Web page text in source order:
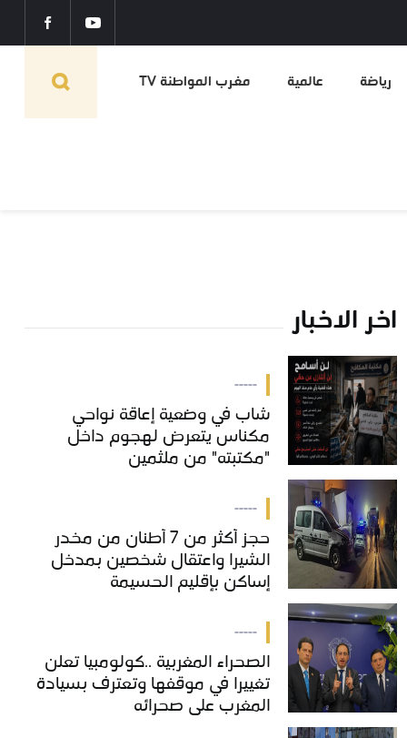
رياضة عالمية مغرب المواطنة TV
اخر الاخبار
-----
شاب في وضعية إعاقة نواحي
مكناس يتعرض لهجوم داخل
"مكتبته" من ملثمين
شاب في وضعية إعاقة نواحي
مكناس يتعرض لهجوم داخل
"مكتبته" من ملثمين
-----
حجز أكثر من 7 أطنان من مخدر
الشيرا واعتقال شخصين بمدخل
إساكن بإقليم الحسيمة
حجز أكثر من 7 أطنان من مخدر
الشيرا واعتقال شخصين بمدخل
إساكن بإقليم الحسيمة
-----
الصحراء المغربية ..كولومبيا تعلن
تغييرا في موقفها وتعترف بسيادة
المغرب على صحرائه
الصحراء المغربية ..كولومبيا تعلن
تغييرا في موقفها وتعترف بسيادة
المغرب على صحرائه